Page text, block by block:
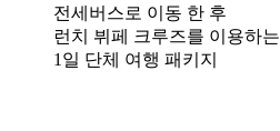
전세버스로 이동 한 후
런치 뷔페 크루즈를 이용하는
1일 단체 여행 패키지